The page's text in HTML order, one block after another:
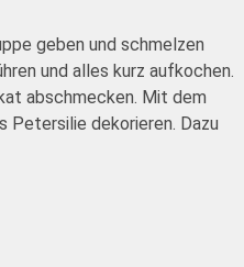
geben und schmelzen
und alles kurz aufkochen.
abschmecken. Mit dem
Petersilie dekorieren. Dazu